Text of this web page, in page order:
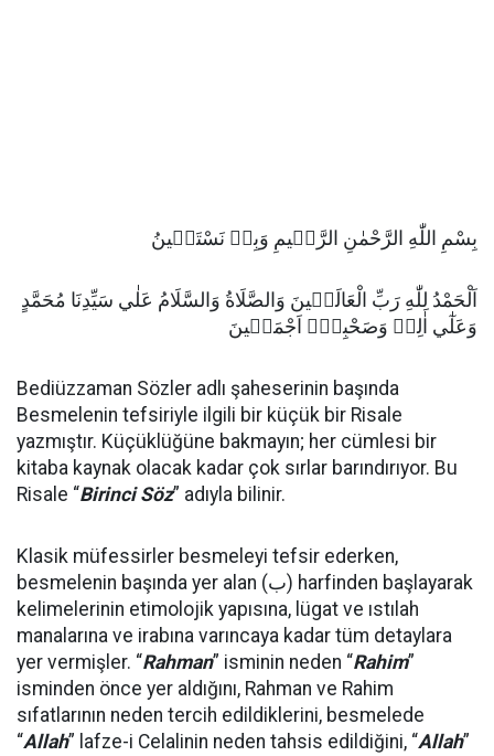
بِسْمِ اللّٰهِ الرَّحْمٰنِ الرَّح۪يمِ وَبِه۪ نَسْتَع۪ينُ
اَلْحَمْدُ لِلّٰهِ رَبِّ الْعَالَم۪ينَ وَالصَّلَاةُ وَالسَّلَامُ عَلٰي سَيِّدِنَا مُحَمَّدٍ
وَعَلٰٓي اٰلِه۪ وَصَحْبِه۪ٓ اَجْمَع۪ينَ
Bediüzzaman Sözler adlı şaheserinin başında
Besmelenin tefsiriyle ilgili bir küçük bir Risale
yazmıştır. Küçüklüğüne bakmayın; her cümlesi bir
kitaba kaynak olacak kadar çok sırlar barındırıyor. Bu
Risale “Birinci Söz” adıyla bilinir.
Klasik müfessirler besmeleyi tefsir ederken,
besmelenin başında yer alan (ب) harfinden başlayarak
kelimelerinin etimolojik yapısına, lügat ve ıstılah
manalarına ve irabına varıncaya kadar tüm detaylara
yer vermişler. “Rahman” isminin neden “Rahim”
isminden önce yer aldığını, Rahman ve Rahim
sıfatlarının neden tercih edildiklerini, besmelede
“Allah” lafze-i Celalinin neden tahsis edildiğini, “Allah”